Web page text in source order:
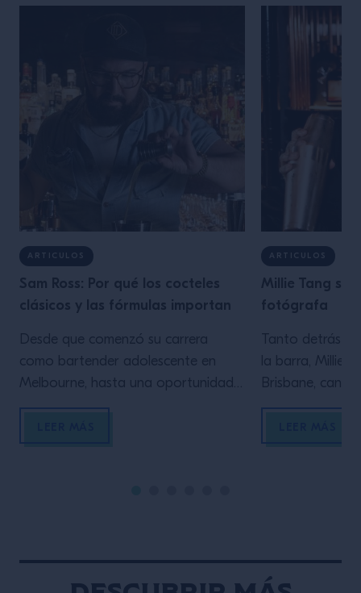
ARTICULOS
Sam Ross: Por qué los cocteles
clásicos y las fórmulas importan
Desde que comenzó su carrera
como bartender adolescente en
Melbourne, hasta una oportunidad
clave en Milk & Honey de Nueva
las virtudes de una base sólida en la
de […]
ARTICULOS
Millie Tang
fotógrafa
Tanto detrás
la barra, Millie
Brisbane,
para crear arte
entrelazan: